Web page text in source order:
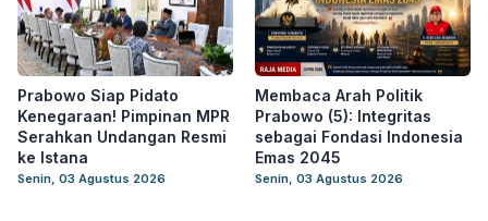
Prabowo Siap Pidato
Kenegaraan! Pimpinan MPR
Serahkan Undangan Resmi
ke Istana
Senin, 03 Agustus 2026
Membaca Arah Politik
Prabowo (5): Integritas
sebagai Fondasi Indonesia
Emas 2045
Senin, 03 Agustus 2026